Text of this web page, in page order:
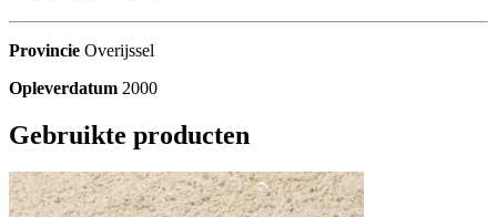
Provincie Overijssel
Opleverdatum 2000
Gebruikte producten